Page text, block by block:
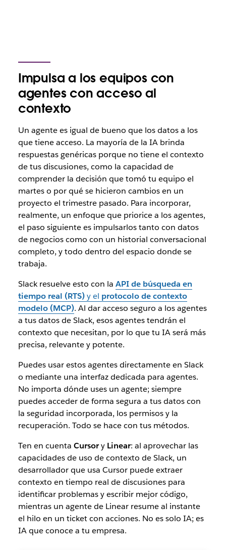
Impulsa a los equipos con
agentes con acceso al
contexto
Un agente es igual de bueno que los datos a los
que tiene acceso. La mayoría de la IA brinda
respuestas genéricas porque no tiene el contexto
de tus discusiones, como la capacidad de
comprender la decisión que tomó tu equipo el
martes o por qué se hicieron cambios en un
proyecto el trimestre pasado. Para incorporar,
realmente, un enfoque que priorice a los agentes,
el paso siguiente es impulsarlos tanto con datos
de negocios como con un historial conversacional
completo, y todo dentro del espacio donde se
trabaja.
Slack resuelve esto con la API de búsqueda en
tiempo real (RTS)y el protocolo de contexto
modelo (MCP). Al dar acceso seguro a los agentes
a tus datos de Slack, esos agentes tendrán el
contexto que necesitan, por lo que tu IA será más
precisa, relevante y potente.
Puedes usar estos agentes directamente en Slack
o mediante una interfaz dedicada para agentes.
No importa dónde uses un agente; siempre
puedes acceder de forma segura a tus datos con
la seguridad incorporada, los permisos y la
recuperación. Todo se hace con tus métodos.
Ten en cuenta Cursory Linear: al aprovechar las
capacidades de uso de contexto de Slack, un
desarrollador que usa Cursor puede extraer
contexto en tiempo real de discusiones para
identificar problemas y escribir mejor código,
mientras un agente de Linear resume al instante
el hilo en un ticket con acciones. No es solo IA; es
IA que conoce a tu empresa.